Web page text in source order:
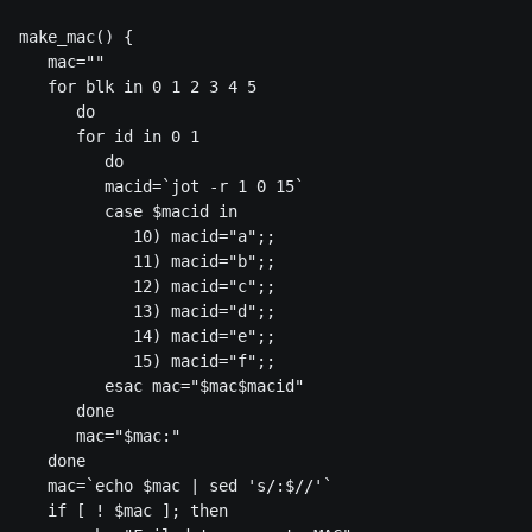
make_mac() {
   mac=""
   for blk in 0 1 2 3 4 5
      do
      for id in 0 1
         do
         macid=`jot -r 1 0 15`
         case $macid in
            10) macid="a";;
            11) macid="b";;
            12) macid="c";;
            13) macid="d";;
            14) macid="e";;
            15) macid="f";;
         esac mac="$mac$macid"
      done
      mac="$mac:"
   done
   mac=`echo $mac | sed 's/:$//'`
   if [ ! $mac ]; then